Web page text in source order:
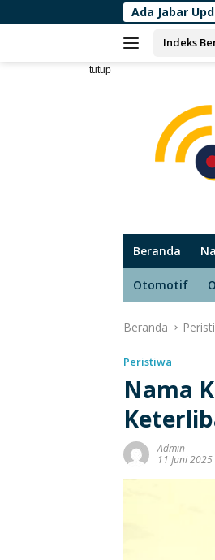
ke
Ada Jabar
Indeks
tutup
Beranda
Otomotif
Beranda
Peristiwa
Nama
Admin
11 Juni 2025